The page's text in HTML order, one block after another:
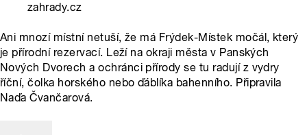
zahrady.cz
Ani mnozí místní netuší, že má Frýdek-Místek močál, který
je přírodní rezervací. Leží na okraji města v Panských
Nových Dvorech a ochránci přírody se tu radují z vydry
říční, čolka horského nebo ďáblíka bahenního. Připravila
Naďa Čvančarová.